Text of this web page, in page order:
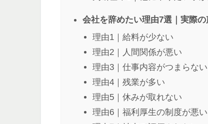
会社を辞めたい理由7選｜実際
理由1｜給料が少ない
理由2｜人間関係が悪い
理由3｜仕事内容がつまらない
理由4｜残業が多い
理由5｜休みが取れない
理由6｜福利厚生の制度が悪い